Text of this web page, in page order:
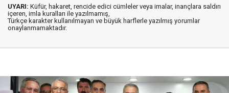
UYARI: Küfür, hakaret, rencide edici cümleler veya imalar, inançlara saldırı
içeren, imla kuralları ile yazılmamış,
Türkçe karakter kullanılmayan ve büyük harflerle yazılmış yorumlar
onaylanmamaktadır.